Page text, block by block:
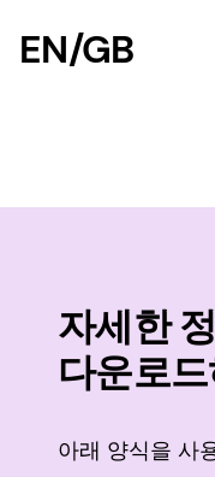
EN/GB
자세한
다운로
아래 양식을 사